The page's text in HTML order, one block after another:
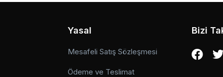
Yasal
Mesafeli Satış Sözleşmesi
Ödeme ve Teslimat
Bizi